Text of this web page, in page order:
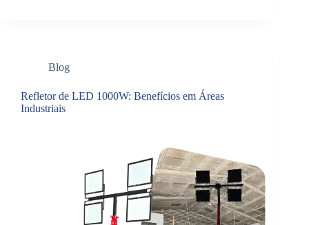
Blog
Refletor de LED 1000W: Benefícios em Áreas
Industriais